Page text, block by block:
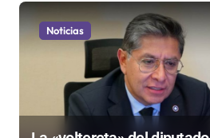
Noticias